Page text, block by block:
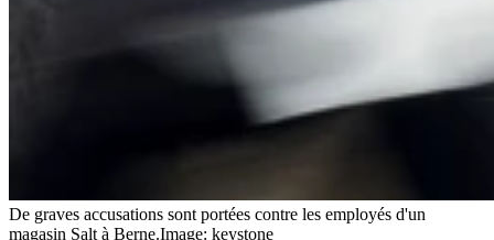
De graves accusations sont portées contre les employés d'un
magasin Salt à Berne.Image: keystone